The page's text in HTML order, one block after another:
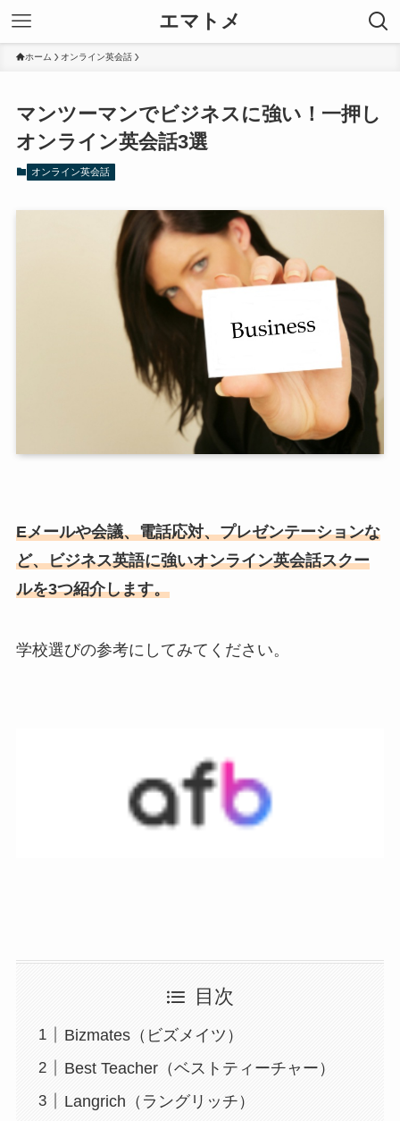
エマトメ
ホーム オンライン英会話
マンツーマンでビジネスに強い！一押し
オンライン英会話3選
オンライン英会話
Eメールや会議、電話応対、プレゼンテーションな
ど、ビジネス英語に強いオンライン英会話スクー
ルを3つ紹介します。
学校選びの参考にしてみてください。
目次
Bizmates（ビズメイツ）
Best Teacher（ベストティーチャー）
Langrich（ラングリッチ）